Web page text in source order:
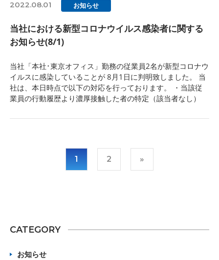
2022.08.01 お知らせ
当社における新型コロナウイルス感染者に関する
お知らせ(8/1)
当社「本社･東京オフィス」勤務の従業員2名が新型コロナウ
イルスに感染していることが 8月1日に判明致しました。 当
社は、本日時点で以下の対応を行っております。 ・当該従
業員の行動履歴より濃厚接触した者の特定（該当者なし）
1 2 »
CATEGORY
お知らせ